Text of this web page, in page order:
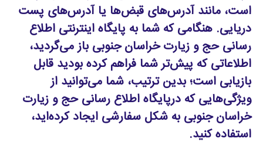
است، مانند آدرس‌های قبض‌ها یا آدرس‌های پست
دریایی. هنگامی که شما به پایگاه اینترنتی اطلاع
رسانی حج و زیارت خراسان جنوبی باز می‌گردید،
اطلاعاتی که پیش‌تر شما فراهم کرده بودید قابل
بازیابی است؛ بدین ترتیب، شما می‌توانید از
ویژگی‌هایی که درپایگاه اطلاع رسانی حج و زیارت
خراسان جنوبی به شکل سفارشی ایجاد کرده‌اید،
استفاده کنید.